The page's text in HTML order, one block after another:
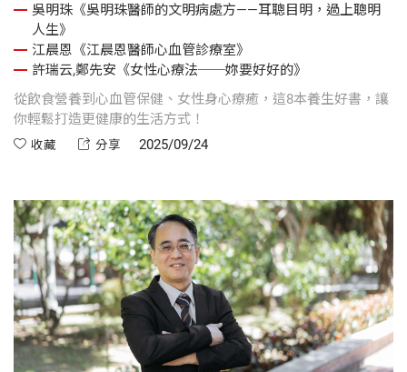
吳明珠《吳明珠醫師的文明病處方——耳聰目明，過上聰明
人生》
江晨恩《江晨恩醫師心血管診療室》
許瑞云,鄭先安《女性心療法──妳要好好的》
從飲食營養到心血管保健、女性身心療癒，這8本養生好書，讓
你輕鬆打造更健康的生活方式！
收藏 分享 2025/09/24